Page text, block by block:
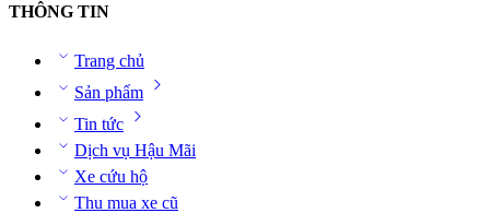
THÔNG TIN
Trang chủ
Sản phẩm
Tin tức
Dịch vụ Hậu Mãi
Xe cứu hộ
Thu mua xe cũ